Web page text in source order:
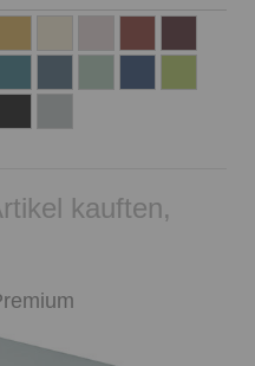
kauften,